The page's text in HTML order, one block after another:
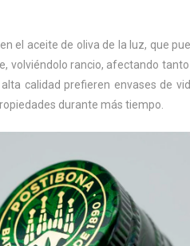
el aceite de oliva de la luz, que
volviéndolo rancio, afectando tanto
calidad prefieren envases de
durante más tiempo.